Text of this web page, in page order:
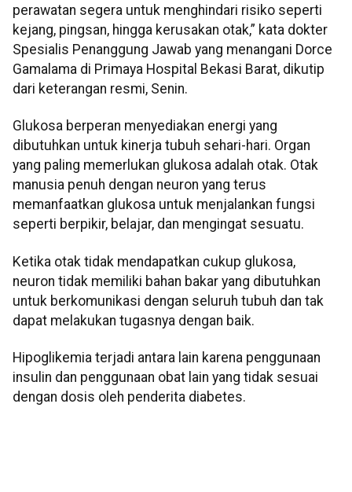
perawatan segera untuk menghindari risiko seperti
kejang, pingsan, hingga kerusakan otak,” kata dokter
Spesialis Penanggung Jawab yang menangani Dorce
Gamalama di Primaya Hospital Bekasi Barat, dikutip
dari keterangan resmi, Senin.
Glukosa berperan menyediakan energi yang
dibutuhkan untuk kinerja tubuh sehari-hari. Organ
yang paling memerlukan glukosa adalah otak. Otak
manusia penuh dengan neuron yang terus
memanfaatkan glukosa untuk menjalankan fungsi
seperti berpikir, belajar, dan mengingat sesuatu.
Ketika otak tidak mendapatkan cukup glukosa,
neuron tidak memiliki bahan bakar yang dibutuhkan
untuk berkomunikasi dengan seluruh tubuh dan tak
dapat melakukan tugasnya dengan baik.
Hipoglikemia terjadi antara lain karena penggunaan
insulin dan penggunaan obat lain yang tidak sesuai
dengan dosis oleh penderita diabetes.